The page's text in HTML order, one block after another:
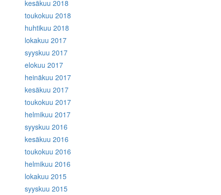
kesäkuu 2018
toukokuu 2018
huhtikuu 2018
lokakuu 2017
syyskuu 2017
elokuu 2017
heinäkuu 2017
kesäkuu 2017
toukokuu 2017
helmikuu 2017
syyskuu 2016
kesäkuu 2016
toukokuu 2016
helmikuu 2016
lokakuu 2015
syyskuu 2015